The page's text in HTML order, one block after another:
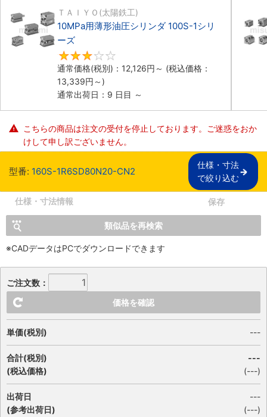
ＴＡＩＹＯ(太陽鉄工)
10MPa用薄形油圧シリンダ 100S-1シリ
ーズ
通常価格(税別)： 12,126円 ～ (税込価格：
13,339円 ～)
通常出荷日：9 日目 ～
こちらの商品は注文の受付を停止しております。ご迷惑をおか
けして申し訳ございません。
型番: 160S-1R6SD80N20-CN2
仕様・寸法
で絞り込む
仕様・寸法情報 保存
類似品を再検索
※CADデータはPCでダウンロードできます
ご注文数：
価格を確認
単価(税別) ---
合計(税別)
(税込価格)
---
(---)
出荷日
(参考出荷日)
---
(---)